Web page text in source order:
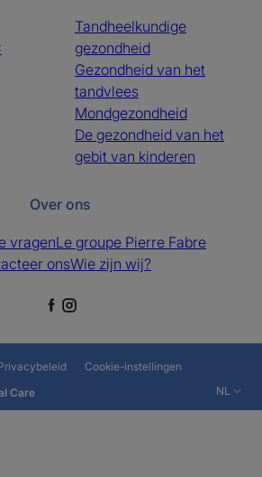
Tandheelkundige
gezondheid
Gezondheid van het
tandvlees
Mondgezondheid
De gezondheid van het
gebit van kinderen
Over ons
vragenLe groupe Pierre Fabre
onsWie zijn wij?
Cookie-instellingen
Care
NL